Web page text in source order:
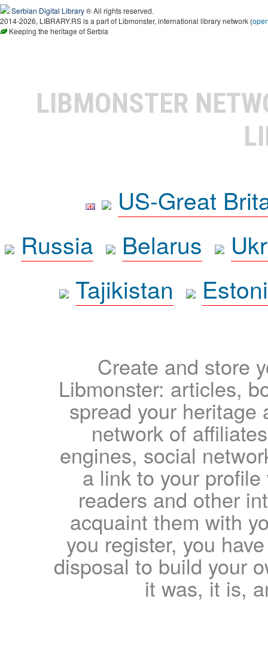
Serbian Digital Library® All rights reserved.
2014-2026, LIBRARY.RS is a part of Libmonster, international library network (
Keeping the heritage of Serbia
LIBMONSTER
US-Great
Russia
Belarus
Tajikistan
Create and store
Libmonster: articles,
spread your heritage
network of
engines, social
a link to your
readers and other
acquaint them with
you register, you
disposal to build your
it was, it is,